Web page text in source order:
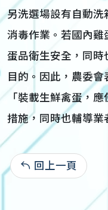
另洗選場設有自動洗
消毒作業。若國內
蛋品衛生安全，同時
目的。因此，農委
「裝載生鮮禽蛋，
措施，同時也輔導業
回上一頁